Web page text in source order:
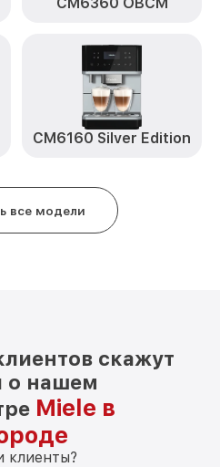
CM6160 Silver Edition
все модели
скажут
о нашем
Miele в
клиенты?